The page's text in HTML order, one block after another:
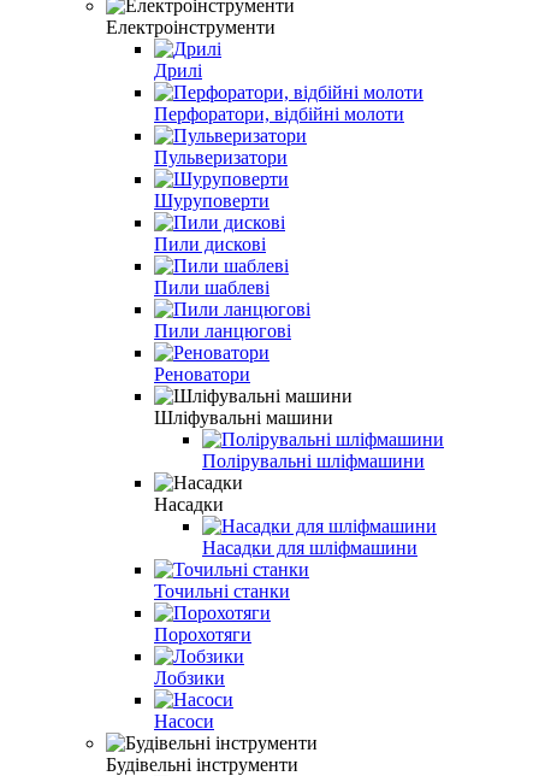
Електроінструменти
Дрилі
Перфоратори, відбійні молоти
Пульверизатори
Шуруповерти
Пили дискові
Пили шаблеві
Пили ланцюгові
Реноватори
Шліфувальні машини
Полірувальні шліфмашини
Насадки
Насадки для шліфмашини
Точильні станки
Порохотяги
Лобзики
Насоси
Будівельні інструменти